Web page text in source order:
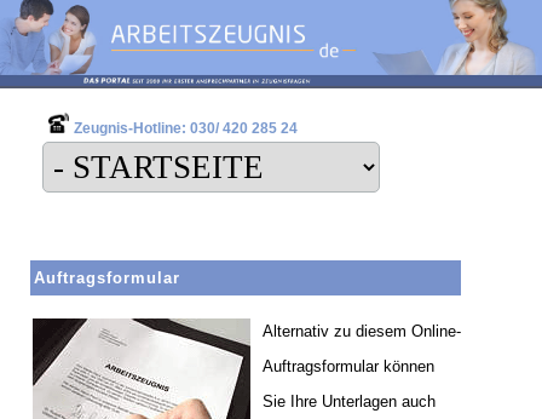
Auftragsformular
Alternativ zu diesem Online-
Auftragsformular können
Sie Ihre Unterlagen auch
Zeugnis-Hotline: 030/ 420 285 24